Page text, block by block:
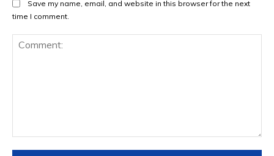
Save my name, email, and website in this browser for the next
time I comment.